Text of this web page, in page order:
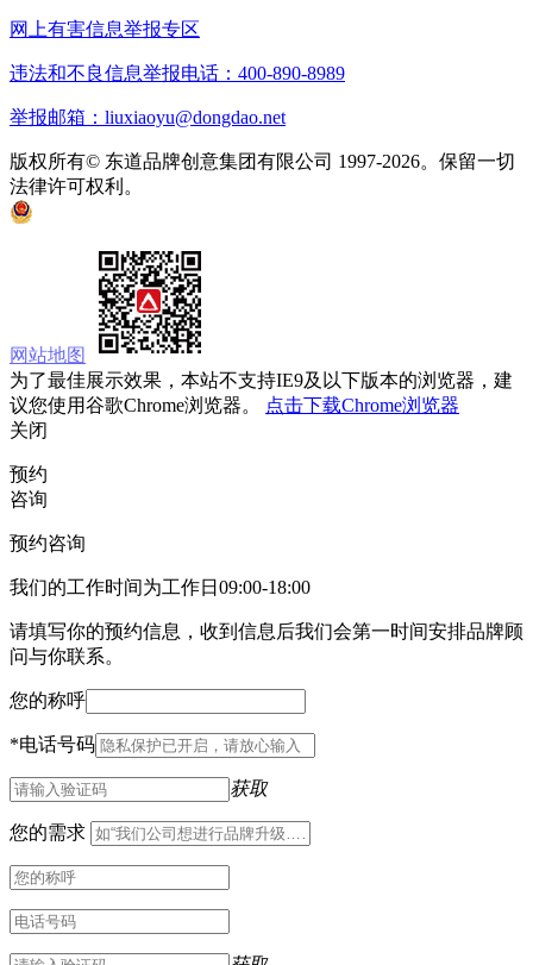
网上有害信息举报专区
违法和不良信息举报电话：400-890-8989
举报邮箱：liuxiaoyu@dongdao.net
版权所有© 东道品牌创意集团有限公司 1997-2026。保留一切
法律许可权利。
网站地图
为了最佳展示效果，本站不支持IE9及以下版本的浏览器，建
议您使用谷歌Chrome浏览器。
点击下载Chrome浏览器
关闭
预约
咨询
预约咨询
我们的工作时间为工作日09:00-18:00
请填写你的预约信息，收到信息后我们会第一时间安排品牌顾
问与你联系。
您的称呼
*电话号码
获取
您的需求